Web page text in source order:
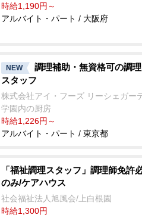
時給1,190円～
アルバイト・パート / 大阪府
NEW
調理補助・無資格可の調
スタッフ
株式会社アイ・フーズ リーシェガー
学園内の厨房
時給1,226円～
アルバイト・パート / 東京都
「福祉調理スタッフ」調理師免許
のみ/ケアハウス
社会福祉法人旭風会/上白根園
時給1,300円